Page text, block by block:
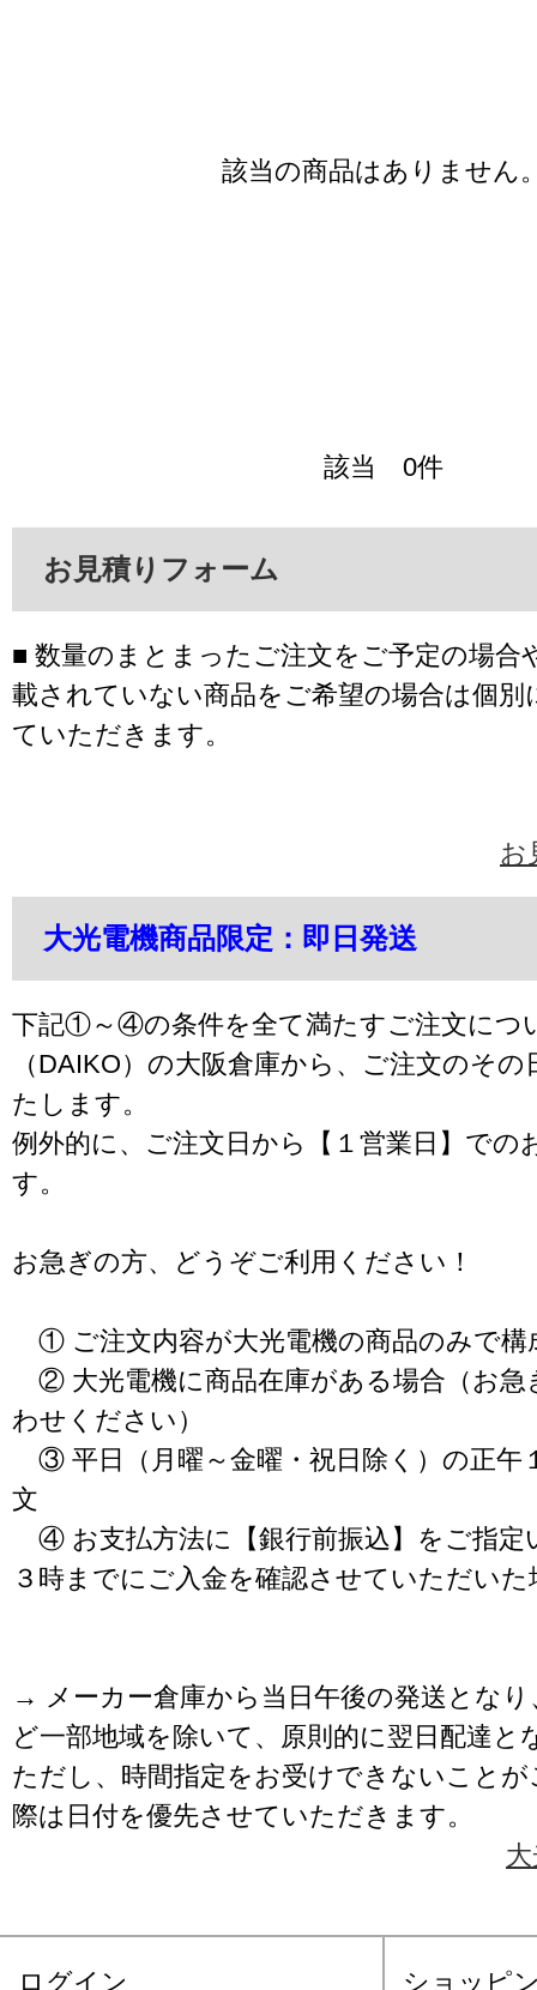
該当の商品はありません
該当 0件
お見積りフォーム
■ 数量のまとまったご注文をご予定の場合
載されていない商品をご希望の場合は個別
ていただきます。
お
大光電機商品限定：即日発送
下記①～④の条件を全て満たすご注文につ
（DAIKO）の大阪倉庫から、ご注文のそ
たします。
例外的に、ご注文日から【１営業日】での
す。
お急ぎの方、どうぞご利用ください！
① ご注文内容が大光電機の商品のみで構
② 大光電機に商品在庫がある場合（お急
わせください）
③ 平日（月曜～金曜・祝日除く）の正午
文
④ お支払方法に【銀行前振込】をご指定
３時までにご入金を確認させていただいた
→ メーカー倉庫から当日午後の発送となり
ど一部地域を除いて、原則的に翌日配達と
ただし、時間指定をお受けできないこと
際は日付を優先させていただきます。
ログイン ショッピ